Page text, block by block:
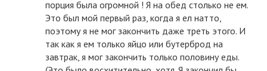
порция была огромной ! Я на обед столько не ем.
Это был мой первый раз, когда я ел натто,
поэтому я не мог закончить даже треть этого. И
так как я ем только яйцо или бутерброд на
завтрак, я мог закончить только половину еды.